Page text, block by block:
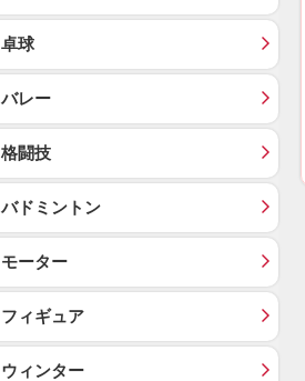
卓球
バレー
格闘技
バドミントン
モーター
フィギュア
ウィンター